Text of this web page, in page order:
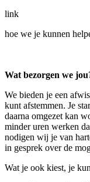
link
hoe we je kunnen
Wat bezorgen we
We bieden je een
kunt afstemmen. Je
daarna omgezet kan
minder uren werken
nodigen wij je van
in gesprek over de
Wat je ook kiest, je